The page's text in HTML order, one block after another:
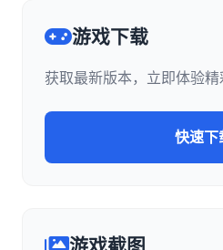
游戏下载
获取最新版本，立即体验
快速下